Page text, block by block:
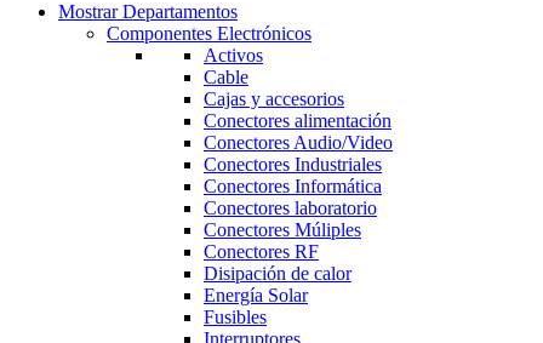
Mostrar Departamentos
Componentes Electrónicos
Activos
Cable
Cajas y accesorios
Conectores alimentación
Conectores Audio/Video
Conectores Industriales
Conectores Informática
Conectores laboratorio
Conectores Múliples
Conectores RF
Disipación de calor
Energía Solar
Fusibles
Interruptores